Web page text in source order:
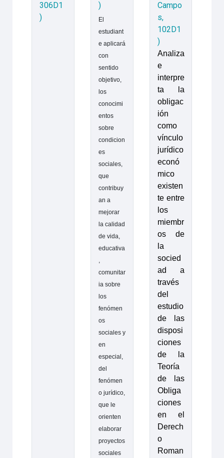
306D1
)
)
El
estudiant
e aplicará
con
sentido
objetivo,
los
conocimi
entos
sobre
condicion
es
sociales,
que
contribuy
an a
mejorar
la calidad
de vida,
educativa
,
comunitar
ia sobre
los
fenómen
os
sociales y
en
especial,
del
fenómen
o jurídico,
que le
orienten
elaborar
proyectos
sociales
Campo
s,
102D1
)
Analiza
e
interpre
ta la
obligac
ión
como
vínculo
jurídico
econó
mico
existen
te entre
los
miembr
os de
la
socied
ad a
través
del
estudio
de las
disposi
ciones
de la
Teoría
de las
Obliga
ciones
en el
Derech
o
Roman